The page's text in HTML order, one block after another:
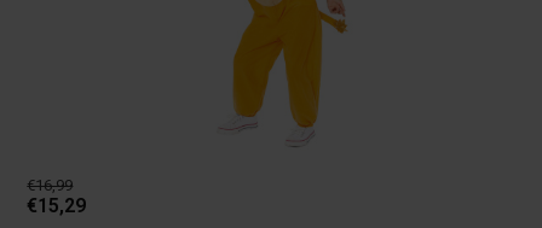
€16,99
€15,29